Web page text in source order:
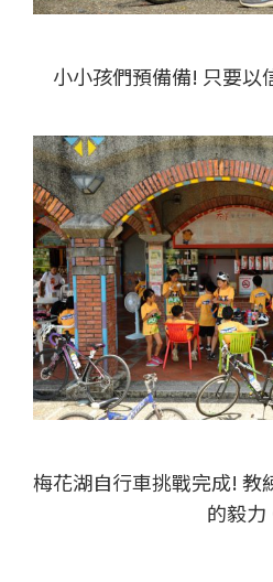
小小孩們預備備! 只要以
梅花湖自行車挑戰完成! 教
的毅力